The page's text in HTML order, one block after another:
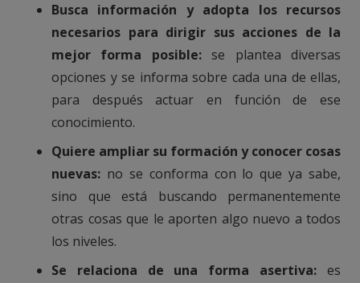
Busca información y adopta los recursos
necesarios para dirigir sus acciones de la
mejor forma posible: se plantea diversas
opciones y se informa sobre cada una de ellas,
para después actuar en función de ese
conocimiento.
Quiere ampliar su formación y conocer cosas
nuevas: no se conforma con lo que ya sabe,
sino que está buscando permanentemente
otras cosas que le aporten algo nuevo a todos
los niveles.
Se relaciona de una forma asertiva: es